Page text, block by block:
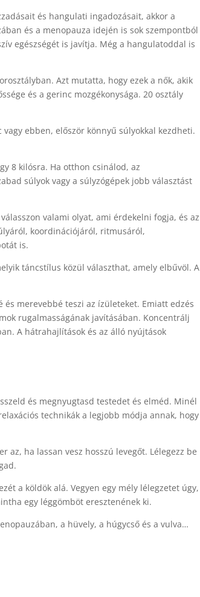
és hangulati ingadozásait, akkor a
és a menopauza idején is sok szempontból
egészségét is javítja. Még a hangulatoddal is
Azt mutatta, hogy ezek a nők, akik
és a gerinc mozgékonysága. 20 osztály
ebben, először könnyű súlyokkal kezdheti.
8 kilósra. Ha otthon csinálod, az
súlyok vagy a súlyzógépek jobb választást
valami olyat, ami érdekelni fogja, és az
koordinációjáról, ritmusáról,
is.
táncstílus közül választhat, amely elbűvöl. A
merevebbé teszi az ízületeket. Emiatt edzés
rugalmasságának javításában. Koncentrálj
A hátrahajlítások és az álló nyújtások
és megnyugtasd testedet és elméd. Minél
technikák a legjobb módja annak, hogy
az, ha lassan vesz hosszú levegőt. Lélegezz be
a köldök alá. Vegyen egy mély lélegzetet úgy,
egy léggömböt eresztenének ki.
a hüvely, a húgycső és a vulva…